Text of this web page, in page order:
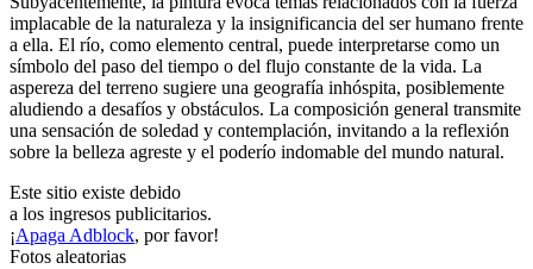
implacable de la naturaleza y la insignificancia del ser humano frente
a ella. El río, como elemento central, puede interpretarse como un
símbolo del paso del tiempo o del flujo constante de la vida. La
aspereza del terreno sugiere una geografía inhóspita, posiblemente
aludiendo a desafíos y obstáculos. La composición general transmite
una sensación de soledad y contemplación, invitando a la reflexión
sobre la belleza agreste y el poderío indomable del mundo natural.
Este sitio existe debido
a los ingresos publicitarios.
¡Apaga Adblock, por favor!
Fotos aleatorias